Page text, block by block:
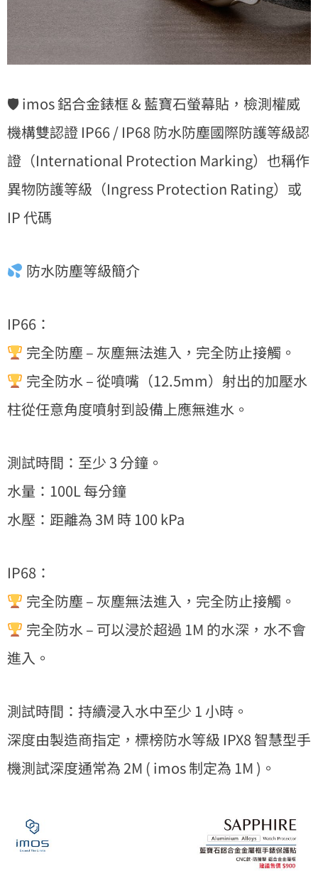
🛡 imos 鋁合金錶框 & 藍寶石螢幕貼，檢測權威
機構雙認證 IP66 / IP68 防水防塵國際防護等級認
證（International Protection Marking）也稱作
異物防護等級（Ingress Protection Rating）或
IP 代碼
防水防塵等級簡介
IP66：
完全防塵 – 灰塵無法進入，完全防止接觸。
完全防水 – 從噴嘴（12.5mm）射出的加壓水
柱從任意角度噴射到設備上應無進水。
測試時間：至少 3 分鐘。
水量：100L 每分鐘
水壓：距離為 3M 時 100 kPa
IP68：
完全防塵 – 灰塵無法進入，完全防止接觸。
完全防水 – 可以浸於超過 1M 的水深，水不會
進入。
測試時間：持續浸入水中至少 1 小時。
深度由製造商指定，標榜防水等級 IPX8 智慧型手
機測試深度通常為 2M ( imos 制定為 1M )。